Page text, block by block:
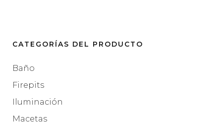
CATEGORÍAS DEL PRODUCTO
Baño
Firepits
Iluminación
Macetas